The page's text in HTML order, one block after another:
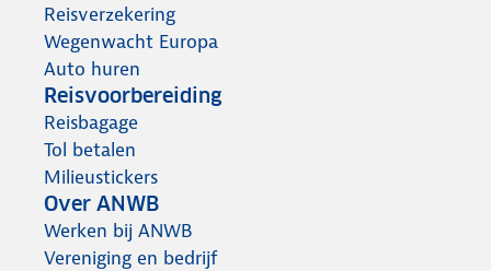
Reisverzekering
Wegenwacht Europa
Auto huren
Reisvoorbereiding
Reisbagage
Tol betalen
Milieustickers
Over ANWB
Werken bij ANWB
Vereniging en bedrijf